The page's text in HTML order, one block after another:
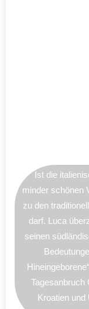
Ist die
minder schönen
zu den
darf. Luca
seinen
Tagesanbruch
Kroatien